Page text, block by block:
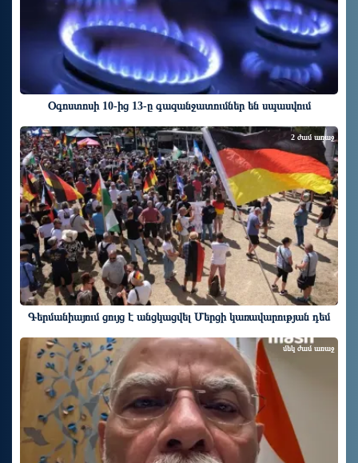
Օգոստոսի 10-ից 13-ը գազանջատումներ են սպասվում
Գերմանիայում ցույց է անցկացվել Մերցի կառավարության դեմ
2 ժամ առաջ
մեկ ժամ առաջ